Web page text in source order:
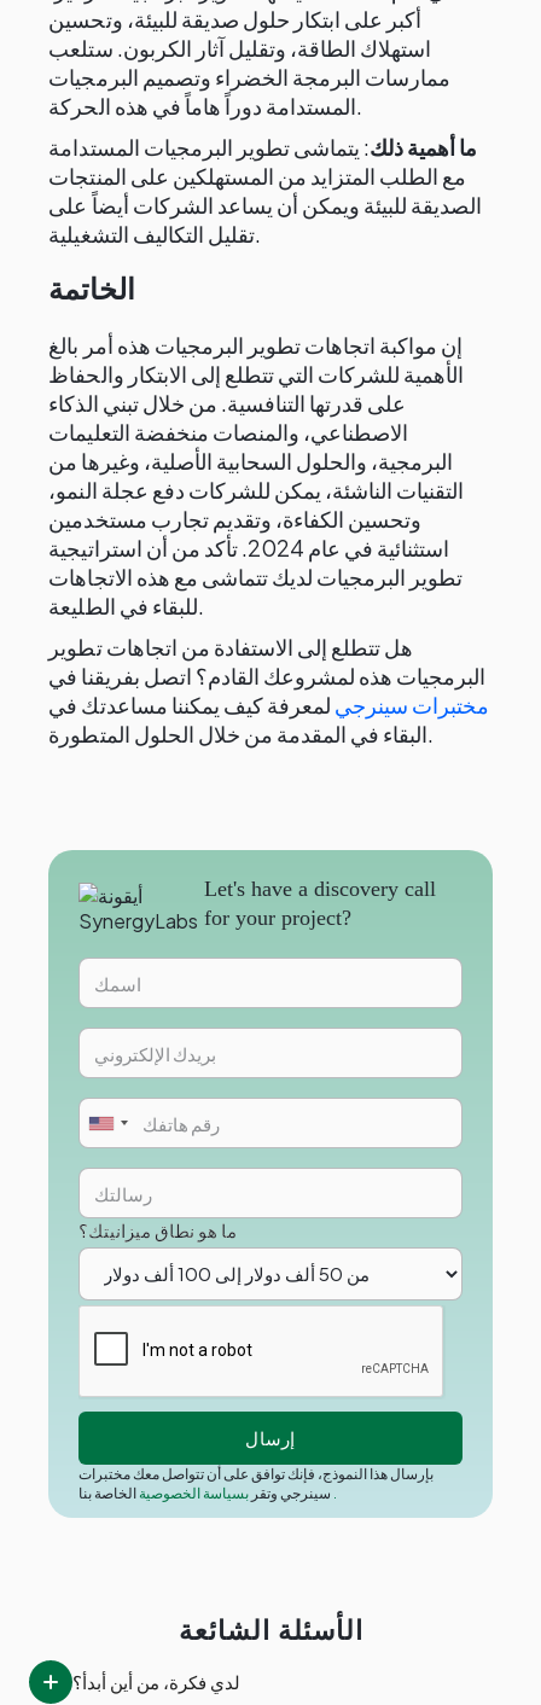
أكبر على ابتكار حلول صديقة للبيئة، وتحسين
استهلاك الطاقة، وتقليل آثار الكربون. ستلعب
ممارسات البرمجة الخضراء وتصميم البرمجيات
المستدامة دوراً هاماً في هذه الحركة.
ما أهمية ذلك: يتماشى تطوير البرمجيات المستدامة
مع الطلب المتزايد من المستهلكين على المنتجات
الصديقة للبيئة ويمكن أن يساعد الشركات أيضاً على
تقليل التكاليف التشغيلية.
الخاتمة
إن مواكبة اتجاهات تطوير البرمجيات هذه أمر بالغ
الأهمية للشركات التي تتطلع إلى الابتكار والحفاظ
على قدرتها التنافسية. من خلال تبني الذكاء
الاصطناعي، والمنصات منخفضة التعليمات
البرمجية، والحلول السحابية الأصلية، وغيرها من
التقنيات الناشئة، يمكن للشركات دفع عجلة النمو،
وتحسين الكفاءة، وتقديم تجارب مستخدمين
استثنائية في عام 2024. تأكد من أن استراتيجية
تطوير البرمجيات لديك تتماشى مع هذه الاتجاهات
للبقاء في الطليعة.
هل تتطلع إلى الاستفادة من اتجاهات تطوير
البرمجيات هذه لمشروعك القادم؟ اتصل بفريقنا في
مختبرات سينرجي لمعرفة كيف يمكننا مساعدتك في
البقاء في المقدمة من خلال الحلول المتطورة.
Let's have a discovery call
for your project?
ما هو نطاق ميزانيتك؟
بإرسال هذا النموذج، فإنك توافق على أن تتواصل معك مختبرات
سينرجي وتقر بسياسة الخصوصية
الأسئلة الشائعة
لدي فكرة، من أين أبدأ؟